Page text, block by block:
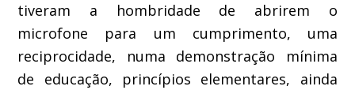
tiveram a hombridade de abrirem o
microfone para um cumprimento, uma
reciprocidade, numa demonstração mínima
de educação, princípios elementares, ainda